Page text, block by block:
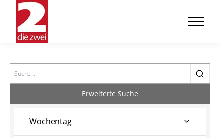
Search
Erweiterte Suche
Wochentag